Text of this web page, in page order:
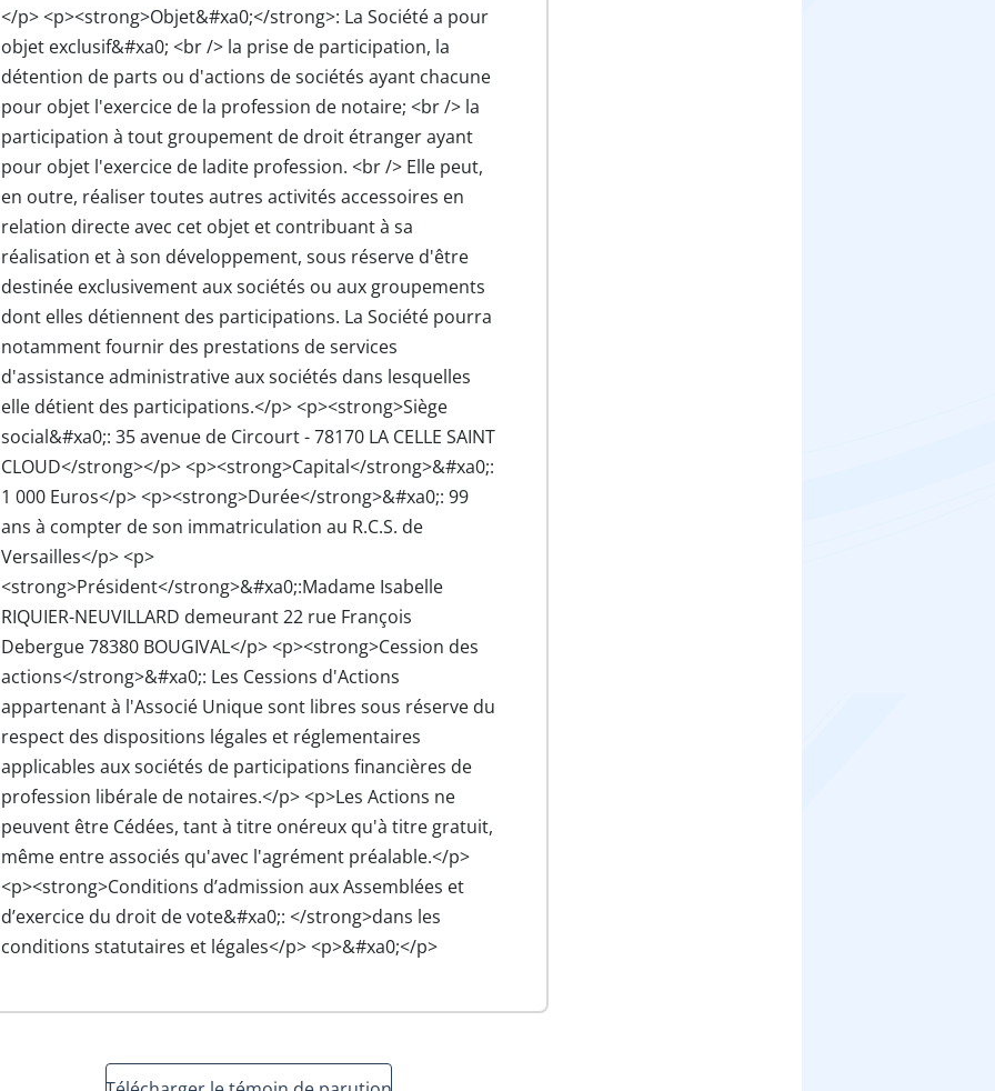
</p> <p><strong>Objet&#xa0;</strong>: La Société a pour
objet exclusif&#xa0; <br /> la prise de participation, la
détention de parts ou d'actions de sociétés ayant chacune
pour objet l'exercice de la profession de notaire; <br /> la
participation à tout groupement de droit étranger ayant
pour objet l'exercice de ladite profession. <br /> Elle peut,
en outre, réaliser toutes autres activités accessoires en
relation directe avec cet objet et contribuant à sa
réalisation et à son développement, sous réserve d'être
destinée exclusivement aux sociétés ou aux groupements
dont elles détiennent des participations. La Société pourra
notamment fournir des prestations de services
d'assistance administrative aux sociétés dans lesquelles
elle détient des participations.</p> <p><strong>Siège
social&#xa0;: 35 avenue de Circourt - 78170 LA CELLE SAINT
CLOUD</strong></p> <p><strong>Capital</strong>&#xa0;:
1 000 Euros</p> <p><strong>Durée</strong>&#xa0;: 99
ans à compter de son immatriculation au R.C.S. de
Versailles</p> <p>
<strong>Président</strong>&#xa0;:Madame Isabelle
RIQUIER-NEUVILLARD demeurant 22 rue François
Debergue 78380 BOUGIVAL</p> <p><strong>Cession des
actions</strong>&#xa0;: Les Cessions d'Actions
appartenant à l'Associé Unique sont libres sous réserve du
respect des dispositions légales et réglementaires
applicables aux sociétés de participations financières de
profession libérale de notaires.</p> <p>Les Actions ne
peuvent être Cédées, tant à titre onéreux qu'à titre gratuit,
même entre associés qu'aveс l'agrément préalable.</p>
<p><strong>Conditions d’admission aux Assemblées et
d’exercice du droit de vote&#xa0;: </strong>dans les
conditions statutaires et légales</p> <p>&#xa0;</p>